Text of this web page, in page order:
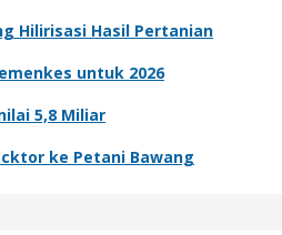
Hilirisasi Hasil Pertanian
untuk 2026
5,8 Miliar
ke Petani Bawang